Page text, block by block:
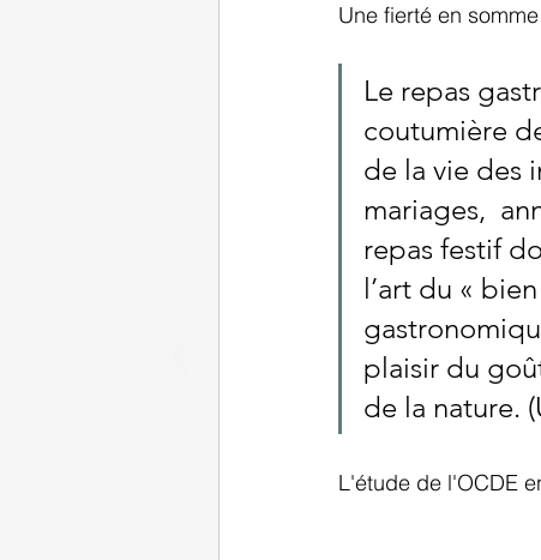
Une fierté en
Le repas
coutumière
de la vie des
mariages,
repas festif
l’art du «
plaisir du
de la nature.
L'étude de l'OCDE